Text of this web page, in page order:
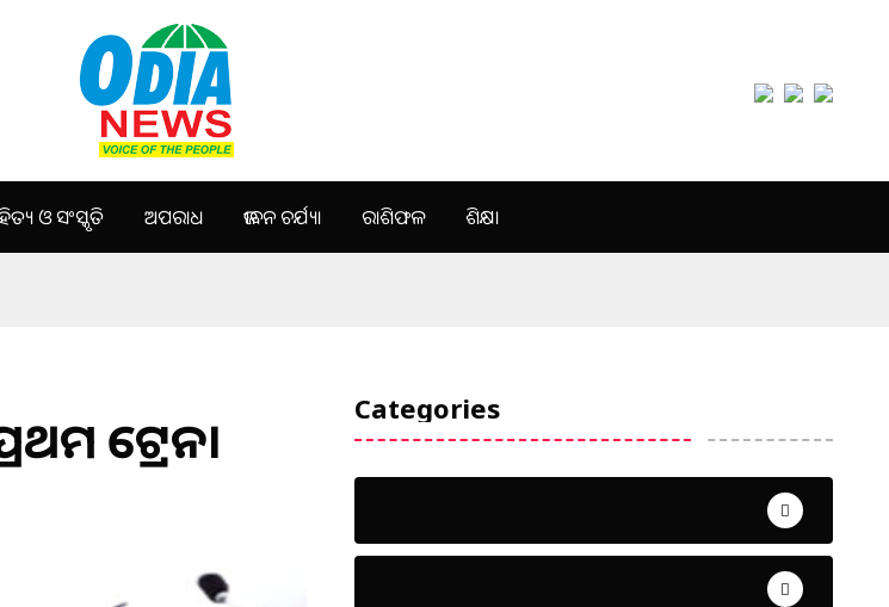
ଓ ସଂସ୍କୃତି ଅପରାଧ ଜୀବନ ଚର୍ଯ୍ୟା ରାଶିଫଳ ଶିକ୍ଷା
ଟ୍ରେନ। Categories